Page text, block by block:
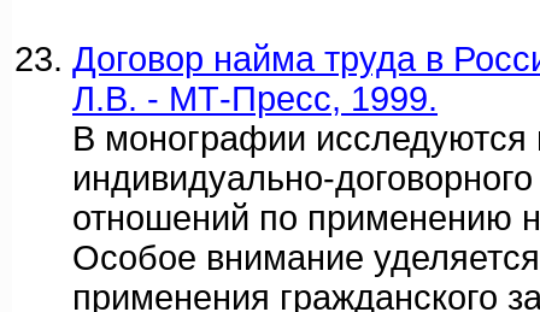
Договор найма труда в
Л.В. - МТ-Пресс, 1999.
В монографии
индивидуально-
отношений по применению
Особое внимание
применения гражданского